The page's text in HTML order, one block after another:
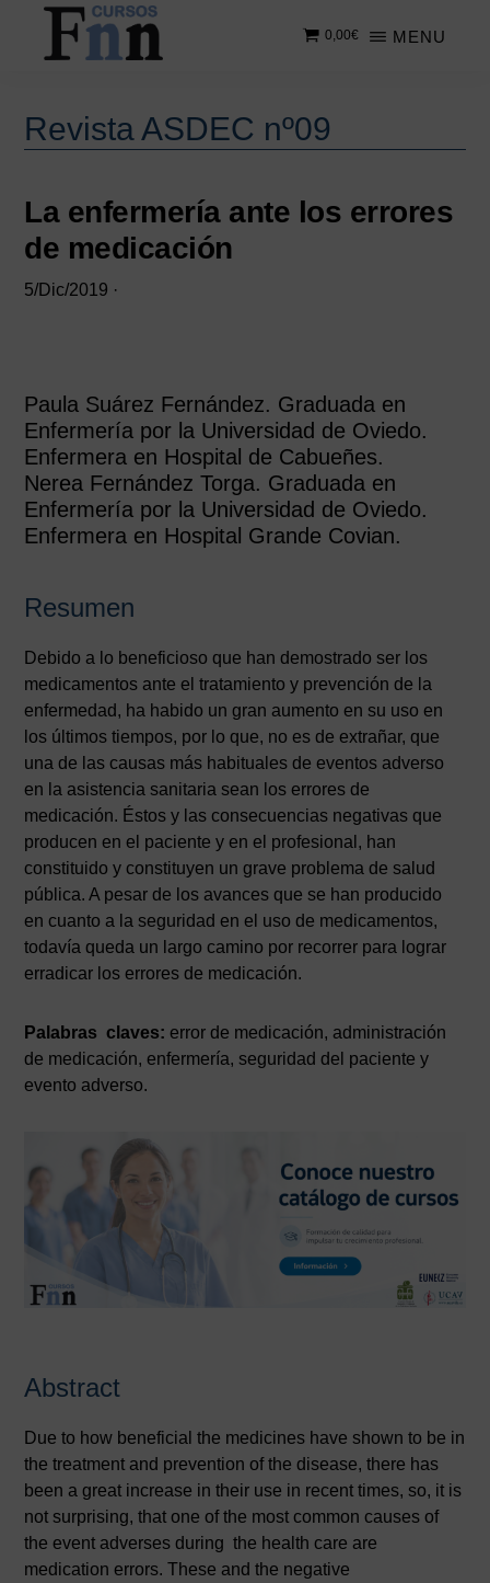
Saltar
contenido
Saltar
lateral
principal
cursos
MENU
0,00€
Revista ASDEC nº09
La enfermería ante los errores
de medicación
5/Dic/2019 ·
Paula Suárez Fernández. Graduada en
Enfermería por la Universidad de Oviedo.
Enfermera en Hospital de Cabueñes.
Nerea Fernández Torga. Graduada en
Enfermería por la Universidad de Oviedo.
Enfermera en Hospital Grande Covian.
Resumen
Debido a lo beneficioso que han demostrado ser los
medicamentos ante el tratamiento y prevención de la
enfermedad, ha habido un gran aumento en su uso en
los últimos tiempos, por lo que, no es de extrañar, que
una de las causas más habituales de eventos adverso
en la asistencia sanitaria sean los errores de
medicación. Éstos y las consecuencias negativas que
producen en el paciente y en el profesional, han
constituido y constituyen un grave problema de salud
pública. A pesar de los avances que se han producido
en cuanto a la seguridad en el uso de medicamentos,
todavía queda un largo camino por recorrer para lograr
erradicar los errores de medicación.
Palabras claves: error de medicación, administración
de medicación, enfermería, seguridad del paciente y
evento adverso.
Abstract
Due to how beneficial the medicines have shown to be in
the treatment and prevention of the disease, there has
been a great increase in their use in recent times, so, it is
not surprising, that one of the most common causes of
the event adverses during the health care are
medication errors. These and the negative